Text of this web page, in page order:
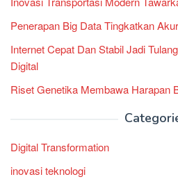
Penerapan Big Data Tingkatkan
Internet Cepat Dan Stabil Jadi
Digital
Riset Genetika Membawa Harapan
Digital Transformation
inovasi teknologi